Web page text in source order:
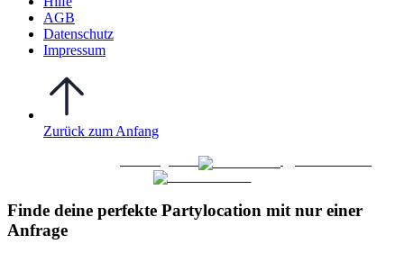
AGB
Datenschutz
Impressum
Zurück zum Anfang
Finde deine perfekte Partylocation mit nur einer
Anfrage​